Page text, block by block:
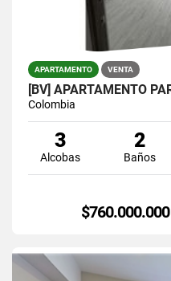
APARTAMENTO VENTA
Colombia
3
Alcobas
2
Baños
$760.000.000